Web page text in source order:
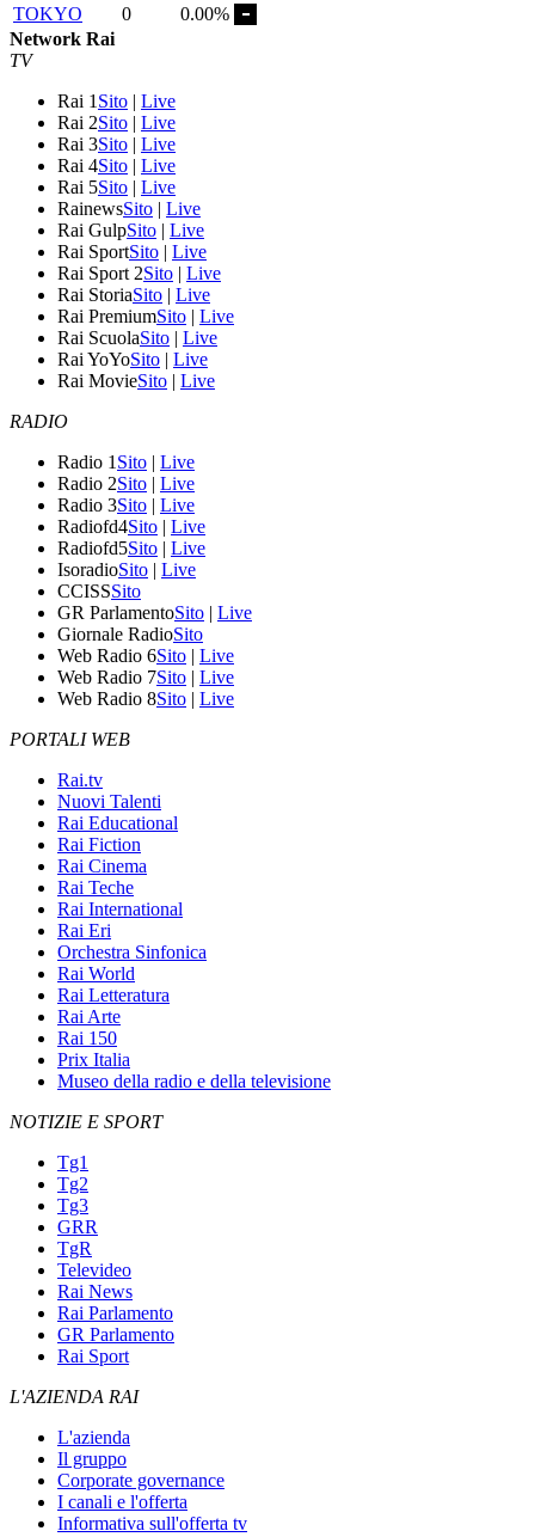
TOKYO
0
0.00%
Network Rai
TV
Rai 1 Sito | Live
Rai 2Sito | Live
Rai 3Sito | Live
Rai 4Sito | Live
Rai 5Sito | Live
RainewsSito | Live
Rai GulpSito | Live
Rai SportSito | Live
Rai Sport 2Sito | Live
Rai StoriaSito | Live
Rai PremiumSito | Live
Rai ScuolaSito | Live
Rai YoYoSito | Live
Rai MovieSito | Live
RADIO
Radio 1 Sito | Live
Radio 2Sito | Live
Radio 3Sito | Live
Radiofd4Sito | Live
Radiofd5Sito | Live
IsoradioSito | Live
CCISSSito
GR ParlamentoSito | Live
Giornale RadioSito
Web Radio 6Sito | Live
Web Radio 7Sito | Live
Web Radio 8Sito | Live
PORTALI WEB
Rai.tv
Nuovi Talenti
Rai Educational
Rai Fiction
Rai Cinema
Rai Teche
Rai International
Rai Eri
Orchestra Sinfonica
Rai World
Rai Letteratura
Rai Arte
Rai 150
Prix Italia
Museo della radio e della televisione
NOTIZIE E SPORT
Tg1
Tg2
Tg3
GRR
TgR
Televideo
Rai News
Rai Parlamento
GR Parlamento
Rai Sport
L'AZIENDA RAI
L'azienda
Il gruppo
Corporate governance
I canali e l'offerta
Informativa sull'offerta tv